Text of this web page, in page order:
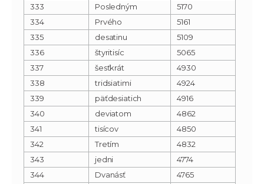
333
Posledným
5170
334
Prvého
5161
335
desatinu
5109
336
štyritisíc
5065
337
šesťkrát
4930
338
tridsiatimi
4924
339
päťdesiatich
4916
340
deviatom
4862
341
tisícov
4850
342
Tretím
4832
343
jedni
4774
344
Dvanásť
4765